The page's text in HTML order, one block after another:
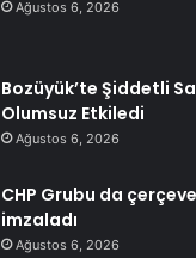
Ağustos 6, 2026
Bozüyük’te Şiddetli
Olumsuz Etkiledi
Ağustos 6, 2026
CHP Grubu da
imzaladı
Ağustos 6, 2026